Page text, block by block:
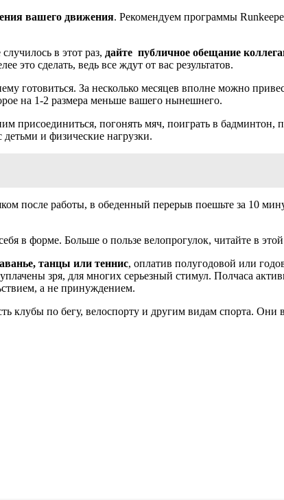
вашего движения. Рекомендуем программы
в этот раз, дайте публичное обещание
это сделать, ведь все ждут от вас результатов.
готовиться. За несколько месяцев вполне можно
на 1-2 размера меньше вашего нынешнего.
присоединиться, погонять мяч, поиграть в бадминтон,
и физические нагрузки.
после работы, в обеденный перерыв поешьте за 10
в форме. Больше о пользе велопрогулок, читайте в этой
танцы или теннис, оплатив полугодовой или
зря, для многих серьезный стимул. Полчаса
а не принуждением.
клубы по бегу, велоспорту и другим видам спорта. Они